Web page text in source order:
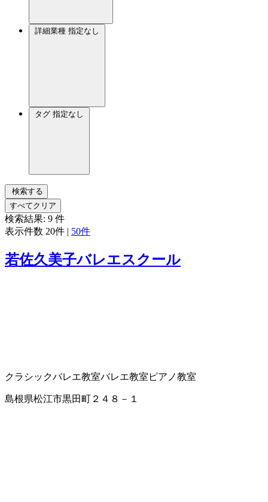
詳細業種 指定なし
タグ 指定なし
検索する
すべてクリア
検索結果: 9 件
表示件数 20件 | 50件
若佐久美子バレエスクール
クラシックバレエ教室バレエ教室 ピアノ教室
島根県松江市黒田町２４８－１